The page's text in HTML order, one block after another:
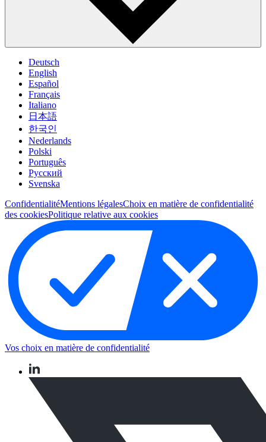
Deutsch
English
Español
Français
Italiano
日本語
한국인
Nederlands
Polski
Português
Pусский
Svenska
ConfidentialitéMentions légalesChoix en matière de confidentialité
des cookiesPolitique relative aux cookies
Vos choix en matière de confidentialité